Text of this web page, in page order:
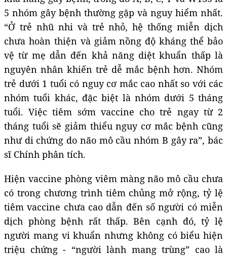
5 nhóm gây bệnh thường gặp và nguy hiểm nhất.
“Ở trẻ nhũ nhi và trẻ nhỏ, hệ thống miễn dịch
chưa hoàn thiện và giảm nồng độ kháng thể bảo
vệ từ mẹ dẫn đến khả năng diệt khuẩn thấp là
nguyên nhân khiến trẻ dễ mắc bệnh hơn. Nhóm
trẻ dưới 1 tuổi có nguy cơ mắc cao nhất so với các
nhóm tuổi khác, đặc biệt là nhóm dưới 5 tháng
tuổi. Việc tiêm sớm vaccine cho trẻ ngay từ 2
tháng tuổi sẽ giảm thiểu nguy cơ mắc bệnh cũng
như di chứng do não mô cầu nhóm B gây ra”, bác
sĩ Chính phân tích.
Hiện vaccine phòng viêm màng não mô cầu chưa
có trong chương trình tiêm chủng mở rộng, tỷ lệ
tiêm vaccine chưa cao dẫn đến số người có miễn
dịch phòng bệnh rất thấp. Bên cạnh đó, tỷ lệ
người mang vi khuẩn nhưng không có biểu hiện
triệu chứng - “người lành mang trùng” cao là